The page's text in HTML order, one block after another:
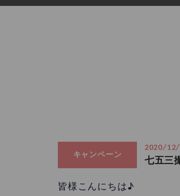
キャンペーン
2020/
七五三
皆様こんにちは♪